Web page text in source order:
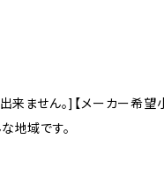
ません。]【メーカー希望
地域です。